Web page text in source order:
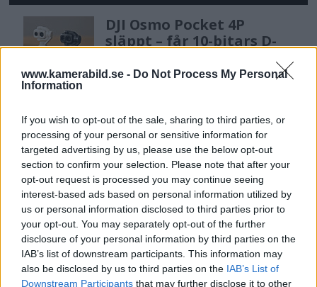
www.kamerabild.se - Do Not Process My Personal
Information
If you wish to opt-out of the sale, sharing to third parties, or
processing of your personal or sensitive information for
targeted advertising by us, please use the below opt-out
section to confirm your selection. Please note that after your
opt-out request is processed you may continue seeing
interest-based ads based on personal information utilized by
us or personal information disclosed to third parties prior to
your opt-out. You may separately opt-out of the further
disclosure of your personal information by third parties on the
IAB’s list of downstream participants. This information may
also be disclosed by us to third parties on the IAB’s List of
Downstream Participants that may further disclose it to other
DJI Osmo Pocket 4P
släppt – får 10-bitars D-
Sony lägger bud på
Tamron – kan vara värt
12 miljarder kronor
OM System lanserar
gratislån av kameror &
objektiv i Sverige